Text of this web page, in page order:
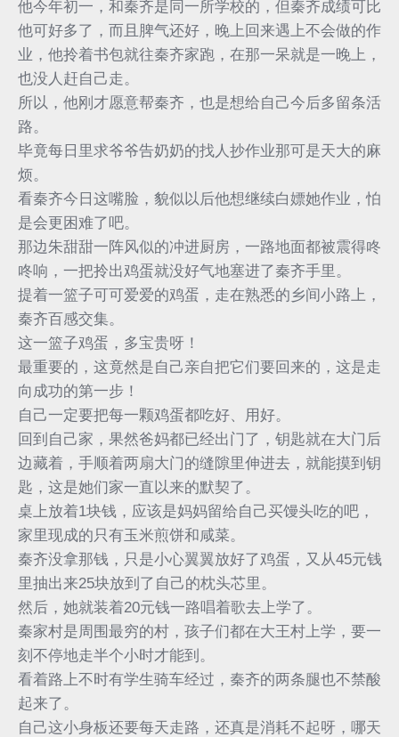
他今年初一，和秦齐是同一所学校的，但秦齐成绩可比
他可好多了，而且脾气还好，晚上回来遇上不会做的作
业，他拎着书包就往秦齐家跑，在那一呆就是一晚上，
也没人赶自己走。
所以，他刚才愿意帮秦齐，也是想给自己今后多留条活
路。
毕竟每日里求爷爷告奶奶的找人抄作业那可是天大的麻
烦。
看秦齐今日这嘴脸，貌似以后他想继续白嫖她作业，怕
是会更困难了吧。
那边朱甜甜一阵风似的冲进厨房，一路地面都被震得咚
咚响，一把拎出鸡蛋就没好气地塞进了秦齐手里。
提着一篮子可可爱爱的鸡蛋，走在熟悉的乡间小路上，
秦齐百感交集。
这一篮子鸡蛋，多宝贵呀！
最重要的，这竟然是自己亲自把它们要回来的，这是走
向成功的第一步！
自己一定要把每一颗鸡蛋都吃好、用好。
回到自己家，果然爸妈都已经出门了，钥匙就在大门后
边藏着，手顺着两扇大门的缝隙里伸进去，就能摸到钥
匙，这是她们家一直以来的默契了。
桌上放着1块钱，应该是妈妈留给自己买馒头吃的吧，
家里现成的只有玉米煎饼和咸菜。
秦齐没拿那钱，只是小心翼翼放好了鸡蛋，又从45元钱
里抽出来25块放到了自己的枕头芯里。
然后，她就装着20元钱一路唱着歌去上学了。
秦家村是周围最穷的村，孩子们都在大王村上学，要一
刻不停地走半个小时才能到。
看着路上不时有学生骑车经过，秦齐的两条腿也不禁酸
起来了。
自己这小身板还要每天走路，还真是消耗不起呀，哪天